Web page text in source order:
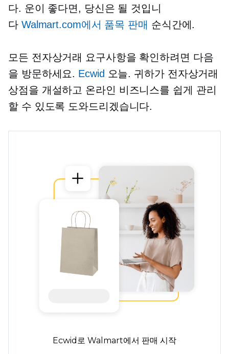
다. 운이 좋다면, 당신은 될 것입니
다 Walmart.com에서 품목 판매 순식간에.
모든 전자상거래 요구사항을 확인하려면 다음
을 방문하세요. Ecwid 오늘. 귀하가 전자상거래
상점을 개설하고 온라인 비즈니스를 쉽게 관리
할 수 있도록 도와드리겠습니다.
Ecwid로 Walmart에서 판매 시작